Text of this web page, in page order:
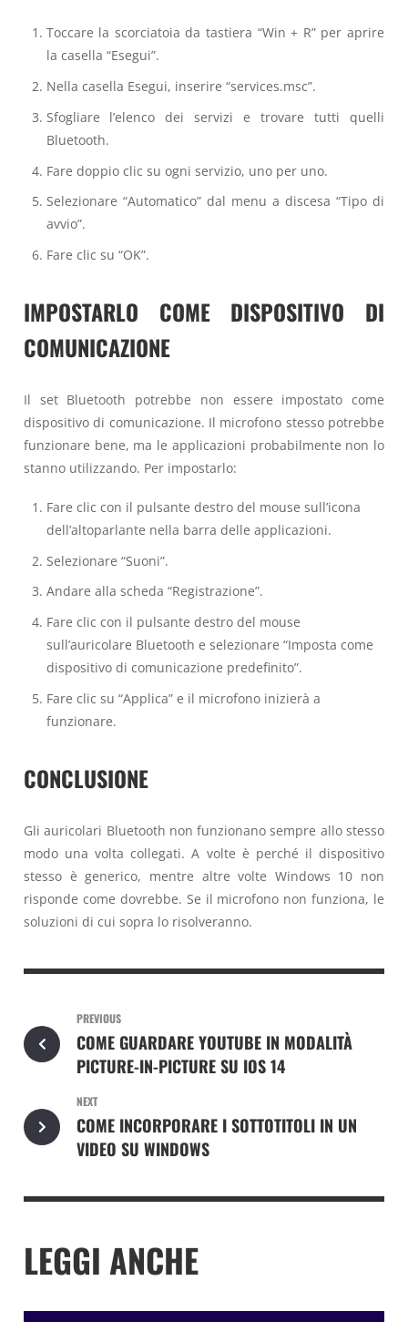
Toccare la scorciatoia da tastiera “Win + R” per aprire
la casella “Esegui”.
Nella casella Esegui, inserire “services.msc”.
Sfogliare l’elenco dei servizi e trovare tutti quelli
Bluetooth.
Fare doppio clic su ogni servizio, uno per uno.
Selezionare “Automatico” dal menu a discesa “Tipo di
avvio”.
Fare clic su “OK”.
IMPOSTARLO COME DISPOSITIVO DI
COMUNICAZIONE
Il set Bluetooth potrebbe non essere impostato come
dispositivo di comunicazione. Il microfono stesso potrebbe
funzionare bene, ma le applicazioni probabilmente non lo
stanno utilizzando. Per impostarlo:
Fare clic con il pulsante destro del mouse sull’icona
dell’altoparlante nella barra delle applicazioni.
Selezionare “Suoni”.
Andare alla scheda “Registrazione”.
Fare clic con il pulsante destro del mouse
sull’auricolare Bluetooth e selezionare “Imposta come
dispositivo di comunicazione predefinito”.
Fare clic su “Applica” e il microfono inizierà a
funzionare.
CONCLUSIONE
Gli auricolari Bluetooth non funzionano sempre allo stesso
modo una volta collegati. A volte è perché il dispositivo
stesso è generico, mentre altre volte Windows 10 non
risponde come dovrebbe. Se il microfono non funziona, le
soluzioni di cui sopra lo risolveranno.
PREVIOUS
COME GUARDARE YOUTUBE IN MODALITÀ
PICTURE-IN-PICTURE SU IOS 14
NEXT
COME INCORPORARE I SOTTOTITOLI IN UN
VIDEO SU WINDOWS
LEGGI ANCHE